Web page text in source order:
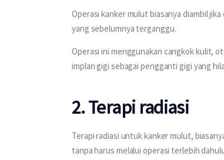
Operasi kanker mulut biasanya diambil
yang sebelumnya terganggu.
Operasi ini menggunakan cangkok kulit,
implan gigi sebagai pengganti gigi yang
2. Terapi radiasi
Terapi radiasi untuk kanker mulut,
tanpa harus melalui operasi terlebih